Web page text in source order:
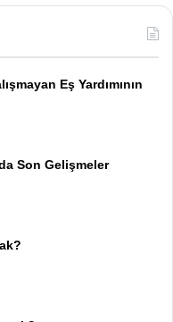
Eş Yardımının
Son Gelişmeler